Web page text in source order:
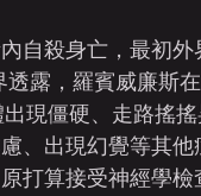
自殺身亡，最初
透露，羅賓威廉斯
出現僵硬、走路搖
、出現幻覺等其
打算接受神經學